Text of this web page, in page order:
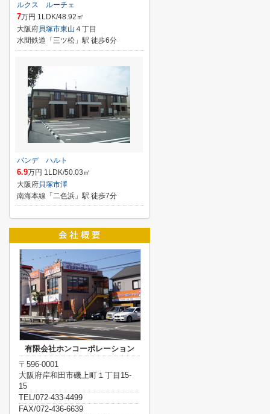
ルクス ルーチェ
7万円 1LDK/48.92㎡
大阪府貝塚市東山 ４丁目
水間鉄道「三ツ松」駅 徒歩6分
バンデ ハルト
6.9万円 1LDK/50.03㎡
大阪府貝塚市澤
南海本線「二色浜」駅 徒歩7分
有限会社ホンコーポレーション
〒596-0001
大阪府岸和田市磯上町１丁目15-
15
TEL/072-433-4499
FAX/072-436-6639